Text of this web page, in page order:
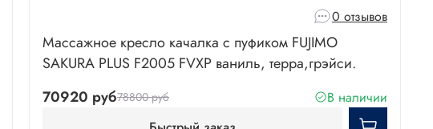
0 отзывов
Массажное кресло качалка с пуфиком FUJIMO
SAKURA PLUS F2005 FVXP ваниль, терра,грэйси.
70920 руб78800 руб
В наличии